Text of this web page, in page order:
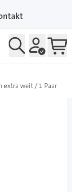
extra weit / 1 Paar